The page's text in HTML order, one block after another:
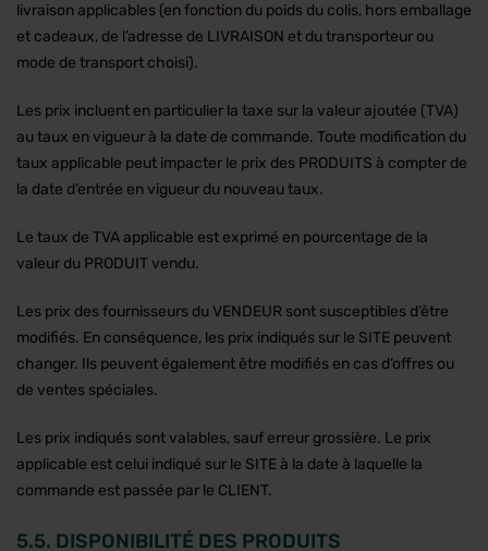
livraison applicables (en fonction du poids du colis, hors emballage
et cadeaux, de l’adresse de LIVRAISON et du transporteur ou
mode de transport choisi).
Les prix incluent en particulier la taxe sur la valeur ajoutée (TVA)
au taux en vigueur à la date de commande. Toute modification du
taux applicable peut impacter le prix des PRODUITS à compter de
la date d’entrée en vigueur du nouveau taux.
Le taux de TVA applicable est exprimé en pourcentage de la
valeur du PRODUIT vendu.
Les prix des fournisseurs du VENDEUR sont susceptibles d’être
modifiés. En conséquence, les prix indiqués sur le SITE peuvent
changer. Ils peuvent également être modifiés en cas d’offres ou
de ventes spéciales.
Les prix indiqués sont valables, sauf erreur grossière. Le prix
applicable est celui indiqué sur le SITE à la date à laquelle la
commande est passée par le CLIENT.
5.5. DISPONIBILITÉ DES PRODUITS